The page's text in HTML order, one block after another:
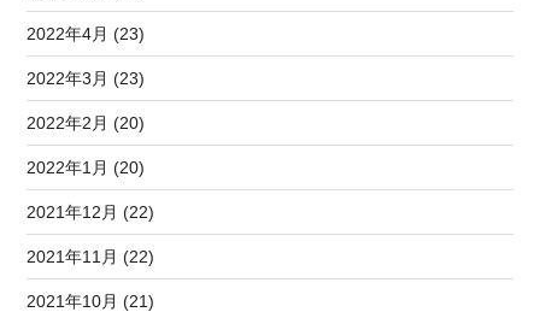
2022年4月 (23)
2022年3月 (23)
2022年2月 (20)
2022年1月 (20)
2021年12月 (22)
2021年11月 (22)
2021年10月 (21)